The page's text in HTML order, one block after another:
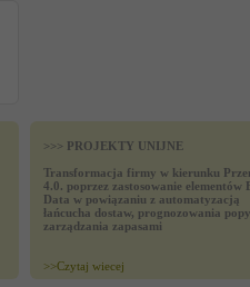
>>> PROJEKTY UNIJNE
Transformacja firmy w kierunku
4.0. poprzez zastosowanie elementów
Data w powiązaniu z automatyzacją
łańcucha dostaw, prognozowania
zarządzania zapasami
>>Czytaj wiecej